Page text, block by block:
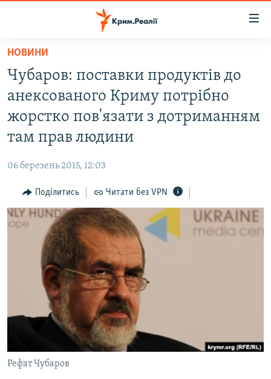
Перейти
основного
матеріалу
до
основної
Перейти
пошуку
НОВИНИ
ВОДА.КРИМ
ПОГЛЯД
ІНТЕРВ'Ю
ВСЕ ЗА ДЕНЬ
СПЕЦПРОЕКТИ
ДЕПОРТАЦІЯ
ВІДЕОУРОКИ «ELIFBE»
СВІДЧЕННЯ ОКУПАЦІЇ
УКРАЇНСЬКА ПРОБЛЕМА КРИМУ
ЯК ОБІЙТИ БЛОКУВАННЯ
Русский
Qırımtatar
НОВИНИ
Чубаров: поставки продуктів до
анексованого Криму потрібно
жорстко пов'язати з дотриманням
там прав людини
06 березень 2015, 12:03
Поділитись Читати без VPN
Рефат Чубаров